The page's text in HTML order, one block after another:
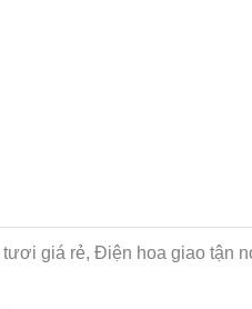
giá rẻ, Điện hoa giao tận